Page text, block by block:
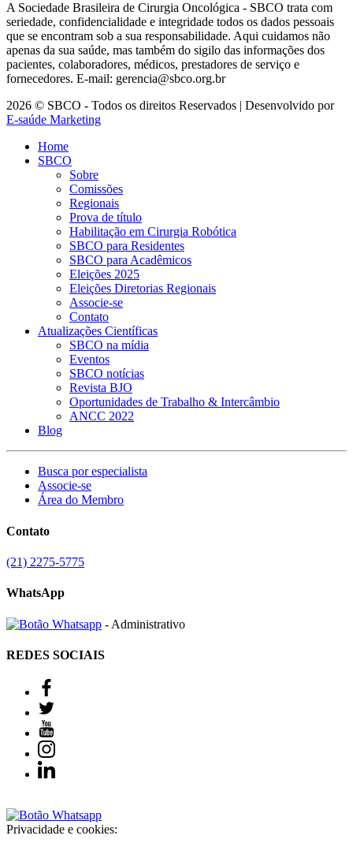
A Sociedade Brasileira de Cirurgia Oncológica - SBCO trata com
seriedade, confidencialidade e integridade todos os dados pessoais
que se encontram sob a sua responsabilidade. Aqui cuidamos não
apenas da sua saúde, mas também do sigilo das informações dos
pacientes, colaboradores, médicos, prestadores de serviço e
fornecedores. E-mail: gerencia@sbco.org.br
2026 © SBCO - Todos os direitos Reservados | Desenvolvido por
E-saúde Marketing
Home
SBCO
Sobre
Comissões
Regionais
Prova de título
Habilitação em Cirurgia Robótica
SBCO para Residentes
SBCO para Acadêmicos
Eleições 2025
Eleições Diretorias Regionais
Associe-se
Contato
Atualizações Científicas
SBCO na mídia
Eventos
SBCO notícias
Revista BJO
Oportunidades de Trabalho & Intercâmbio
ANCC 2022
Blog
Busca por especialista
Associe-se
Área do Membro
Contato
(21) 2275-5775
WhatsApp
- Administrativo
REDES SOCIAIS
Privacidade e cookies: